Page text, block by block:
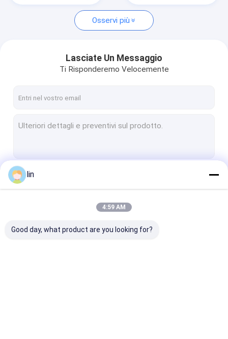
Chiedi un preventivo
Sacchetti poliesteri pre-aperti su un rotolo
maniche della carta
Sacchetto poliestere
Sacchetto poliesterificato stampato
poli borsa di plastica
Osservi più
Lasciate Un Messaggio
Ti Risponderemo Velocemente
lin
4:59 AM
Good day, what product are you looking for?